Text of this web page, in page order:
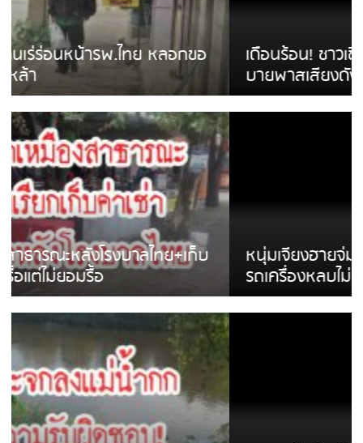
เดือนร้อน! ชาวเชียงรายบ่นรถ Isuzu สีขาวซิ่ง
บายพาสเสียงดังสร้างความรำคาญ
หนุ่มเจียงฮายจ่ม พบถังน้ำดื่มตกกลางถนน
รถเครื่องหลบไม่ทันล้มบาดเจ็บ